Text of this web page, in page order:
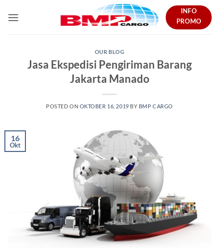
INFO
PROMO
OUR BLOG
Jasa Ekspedisi Pengiriman Barang
Jakarta Manado
POSTED ON OKTOBER 16, 2019 BY BMP CARGO
16
Okt